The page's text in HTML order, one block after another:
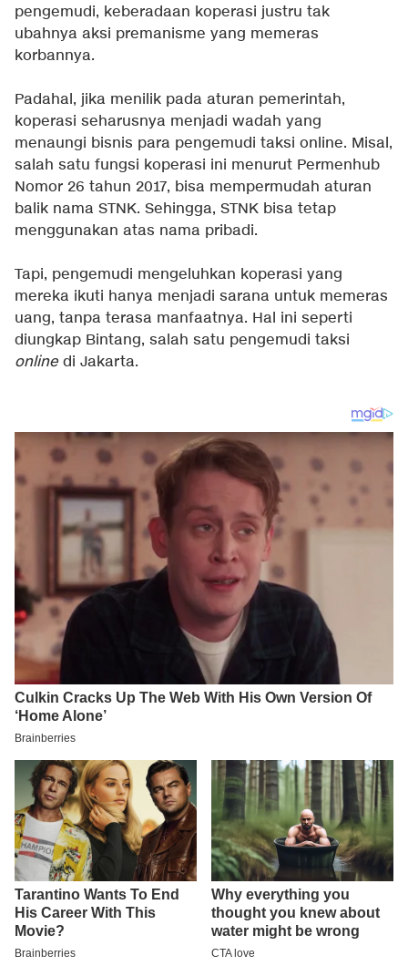
pengemudi, keberadaan koperasi justru tak
ubahnya aksi premanisme yang memeras
korbannya.
Padahal, jika menilik pada aturan pemerintah,
koperasi seharusnya menjadi wadah yang
menaungi bisnis para pengemudi taksi online. Misal,
salah satu fungsi koperasi ini menurut Permenhub
Nomor 26 tahun 2017, bisa mempermudah aturan
balik nama STNK. Sehingga, STNK bisa tetap
menggunakan atas nama pribadi.
Tapi, pengemudi mengeluhkan koperasi yang
mereka ikuti hanya menjadi sarana untuk memeras
uang, tanpa terasa manfaatnya. Hal ini seperti
diungkap Bintang, salah satu pengemudi taksi
online di Jakarta.